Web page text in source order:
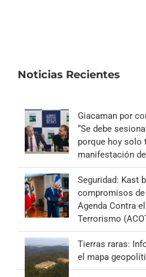
Noticias Recientes
Giacaman por
“Se debe
porque hoy solo
manifestación
Seguridad: Kast
compromisos
Agenda Contra
Terrorismo
Tierras raras:
el mapa